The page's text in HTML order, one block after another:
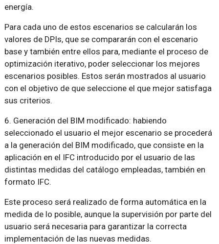
energía.
Para cada uno de estos escenarios se calcularán los
valores de DPIs, que se compararán con el escenario
base y también entre ellos para, mediante el proceso de
optimización iterativo, poder seleccionar los mejores
escenarios posibles. Estos serán mostrados al usuario
con el objetivo de que seleccione el que mejor satisfaga
sus criterios.
6. Generación del BIM modificado: habiendo
seleccionado el usuario el mejor escenario se procederá
a la generación del BIM modificado, que consiste en la
aplicación en el IFC introducido por el usuario de las
distintas medidas del catálogo empleadas, también en
formato IFC.
Este proceso será realizado de forma automática en la
medida de lo posible, aunque la supervisión por parte del
usuario será necesaria para garantizar la correcta
implementación de las nuevas medidas.